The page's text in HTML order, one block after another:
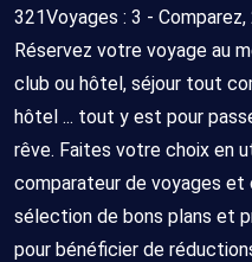
321Voyages : 3 -
Réservez votre voyage au
club ou hôtel, séjour tout
hôtel ... tout y est pour
rêve. Faites votre choix en
comparateur de voyages
sélection de bons plans et
pour bénéficier de